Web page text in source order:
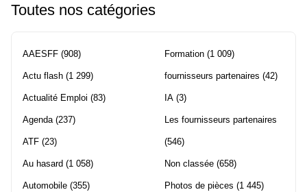
Toutes nos catégories
AAESFF (908)
Actu flash (1 299)
Actualité Emploi (83)
Agenda (237)
ATF (23)
Au hasard (1 058)
Automobile (355)
Formation (1 009)
fournisseurs partenaires (42)
IA (3)
Les fournisseurs partenaires
(546)
Non classée (658)
Photos de pièces (1 445)